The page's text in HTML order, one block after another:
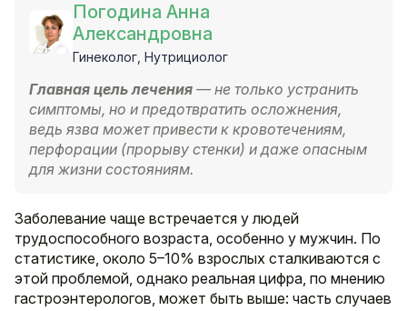
Погодина Анна
Александровна
Гинеколог, Нутрициолог
Главная цель лечения — не только устранить
симптомы, но и предотвратить осложнения,
ведь язва может привести к кровотечениям,
перфорации (прорыву стенки) и даже опасным
для жизни состояниям.
Заболевание чаще встречается у людей
трудоспособного возраста, особенно у мужчин. По
статистике, около 5–10% взрослых сталкиваются с
этой проблемой, однако реальная цифра, по мнению
гастроэнтерологов, может быть выше: часть случаев